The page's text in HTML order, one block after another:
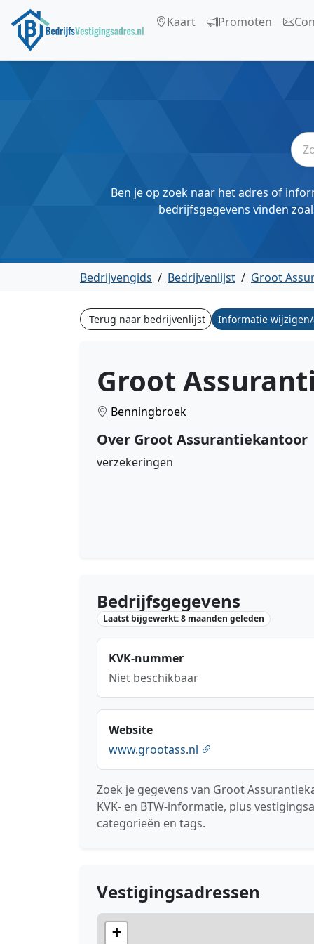
Kaart Promoten
Ben je op zoek naar het adres of
bedrijfsgegevens vinden
Bedrijvengids / Bedrijvenlijst / Groot
Terug naar bedrijvenlijst Informatie
Groot
Benningbroek
Over Groot Assurantiekantoor
verzekeringen
Bedrijfsgegevens
Laatst bijgewerkt: 8 maanden geleden
KVK-nummer
Niet beschikbaar
Website
www.grootass.nl
Zoek je gegevens van Groot
KVK- en BTW-informatie, plus
categorieën en tags.
Vestigingsadressen
+